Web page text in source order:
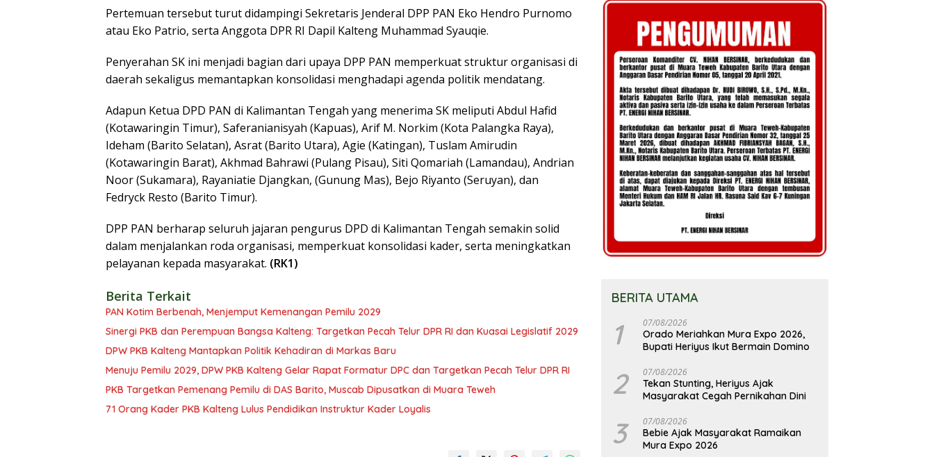
Pertemuan tersebut turut didampingi Sekretaris Jenderal DPP PAN Eko Hendro Purnomo
atau Eko Patrio, serta Anggota DPR RI Dapil Kalteng Muhammad Syauqie.
Penyerahan SK ini menjadi bagian dari upaya DPP PAN memperkuat struktur organisasi di
daerah sekaligus memantapkan konsolidasi menghadapi agenda politik mendatang.
Adapun Ketua DPD PAN di Kalimantan Tengah yang menerima SK meliputi Abdul Hafid
(Kotawaringin Timur), Saferanianisyah (Kapuas), Arif M. Norkim (Kota Palangka Raya),
Ideham (Barito Selatan), Asrat (Barito Utara), Agie (Katingan), Tuslam Amirudin
(Kotawaringin Barat), Akhmad Bahrawi (Pulang Pisau), Siti Qomariah (Lamandau), Andrian
Noor (Sukamara), Rayaniatie Djangkan, (Gunung Mas), Bejo Riyanto (Seruyan), dan
Fedryck Resto (Barito Timur).
DPP PAN berharap seluruh jajaran pengurus DPD di Kalimantan Tengah semakin solid
dalam menjalankan roda organisasi, memperkuat konsolidasi kader, serta meningkatkan
pelayanan kepada masyarakat. (RK1)
Berita Terkait
PAN Kotim Berbenah, Menjemput Kemenangan Pemilu 2029
Sinergi PKB dan Perempuan Bangsa Kalteng: Targetkan Pecah Telur DPR RI dan Kuasai Legislatif 2029
DPW PKB Kalteng Mantapkan Politik Kehadiran di Markas Baru
Menuju Pemilu 2029, DPW PKB Kalteng Gelar Rapat Formatur DPC dan Targetkan Pecah Telur DPR RI
PKB Targetkan Pemenang Pemilu di DAS Barito, Muscab Dipusatkan di Muara Teweh
71 Orang Kader PKB Kalteng Lulus Pendidikan Instruktur Kader Loyalis
BERITA UTAMA
1 07/08/2026
Orado Meriahkan Mura Expo 2026,
Bupati Heriyus Ikut Bermain Domino
2 07/08/2026
Tekan Stunting, Heriyus Ajak
Masyarakat Cegah Pernikahan Dini
3 07/08/2026
Bebie Ajak Masyarakat Ramaikan
Mura Expo 2026